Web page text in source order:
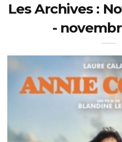
Les Archives :
-